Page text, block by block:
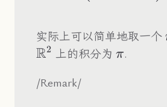
实际上可以简单地取一个
R2 上的积分为 \pi
π.
/Remark/